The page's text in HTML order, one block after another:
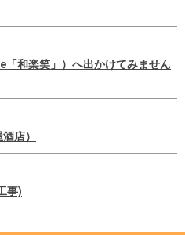
和楽笑」）へ出かけてみません
店）
事)